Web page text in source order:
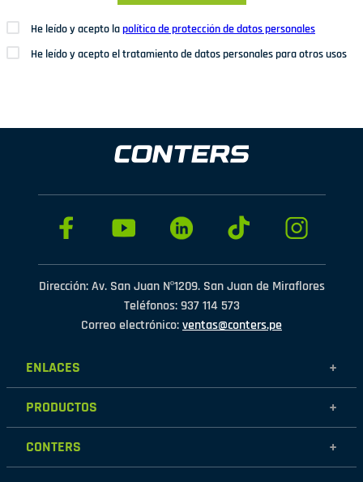
He leído y acepto lapolítica de protección de datos personales
He leído y acepto el tratamiento de datos personales para otros usos
Dirección: Av. San Juan Nº1209. San Juan de Miraflores
Teléfonos: 937 114 573
Correo electrónico:ventas@conters.pe
ENLACES +
Mujer
Hombre
PRODUCTOS +
Calzados
Zapatillas
CONTERS +
Nosotros